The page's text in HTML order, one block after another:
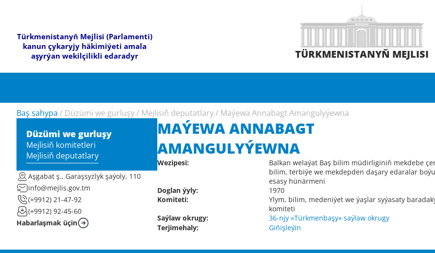
Türkmenistanyň Mejlisi (Parlamenti)
kanun çykaryjy häkimiýeti amala
aşyrýan wekilçilikli edaradyr
TÜRKMENISTANYŇ MEJLISI
Baş sahypa / Düzümi we gurluşy / Mejlisiň deputatlary / Maýewa Annabagt Amangulyýewna
Düzümi we gurluşy
Mejlisiň komitetleri
Mejlisiň deputatlary
Aşgabat ş., Garaşsyzlyk şaýoly, 110
info@mejlis.gov.tm
(+9912) 21-47-92
(+9912) 92-45-60
Habarlaşmak üçin
MAÝEWA ANNABAGT
AMANGULYÝEWNA
Wezipesi:
Balkan welaýat Baş bilim müdirliginiň mekdebe
bilim, terbiýe we mekdepden daşary edaralar
esasy hünärmeni
Doglan ýyly:
1970
Komiteti:
Ylym, bilim, medeniýet we ýaşlar syýasaty
komiteti
Saýlaw okrugy:
36-njy «Türkmenbaşy» saýlaw okrugy
Terjimehaly:
Giňişleýin